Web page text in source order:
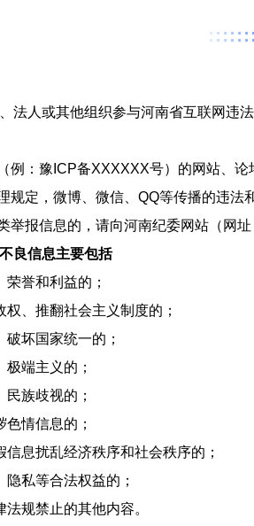
法人或其他组织参与河南省互联网违
例：豫ICP备XXXXXX号）的网站、
规定，微博、微信、QQ等传播的违
举报信息的，请向河南纪委网站（网
良信息主要包括
誉和利益的；
、推翻社会主义制度的；
坏国家统一的；
端主义的；
族歧视的；
情信息的；
息扰乱经济秩序和社会秩序的；
私等合法权益的；
规禁止的其他内容。